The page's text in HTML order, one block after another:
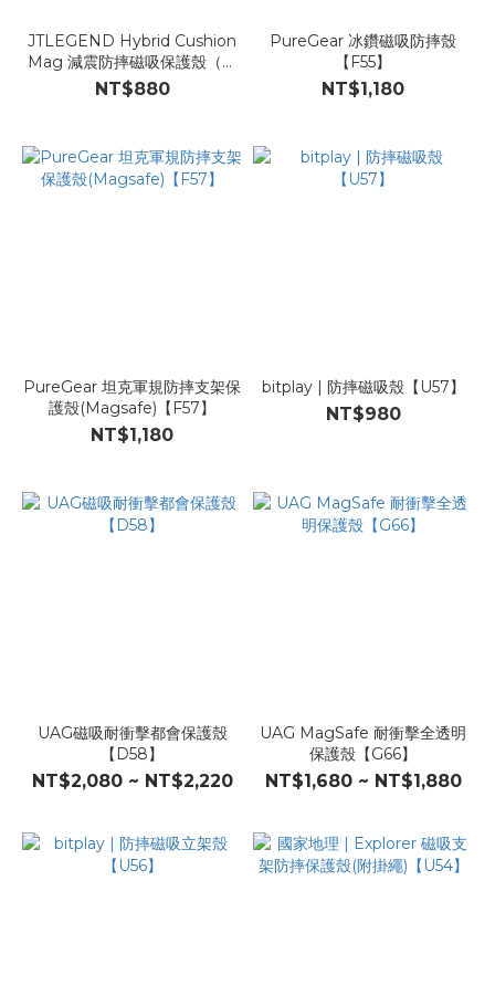
JTLEGEND Hybrid Cushion
Mag 減震防摔磁吸保護殼（相
機按鍵版）【U79】
NT$880
PureGear 冰鑽磁吸防摔殼
【F55】
NT$1,180
PureGear 坦克軍規防摔支架保
護殼(Magsafe)【F57】
NT$1,180
bitplay | 防摔磁吸殼【U57】
NT$980
UAG磁吸耐衝擊都會保護殼
【D58】
NT$2,080 ~ NT$2,220
UAG MagSafe 耐衝擊全透明
保護殼【G66】
NT$1,680 ~ NT$1,880